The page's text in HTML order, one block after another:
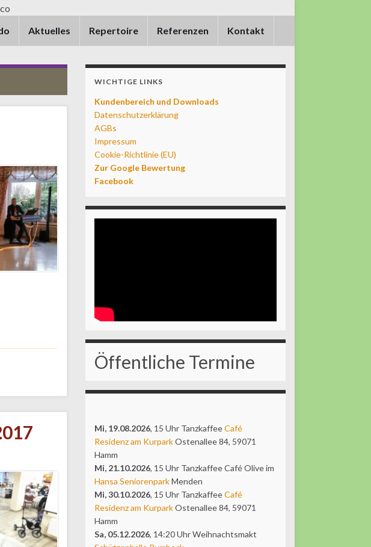
Aktuelles Repertoire Referenzen Kontakt
WICHTIGE LINKS
Kundenbereich und Downloads
Datenschutzerklärung
AGBs
Impressum
Cookie-Richtlinie (EU)
Zur Google Bewertung
Facebook
Öffentliche Termine
Mi, 19.08.2026, 15 Uhr TanzkaffeeCafé
Residenz am KurparkOstenallee 84, 59071
Hamm
Mi, 21.10.2026, 15 Uhr Tanzkaffee Café Olive im
Hansa SeniorenparkMenden
Mi, 30.10.2026, 15 Uhr TanzkaffeeCafé
Residenz am KurparkOstenallee 84, 59071
Hamm
Sa, 05.12.2026, 14:20 Uhr Weihnachtsmakt